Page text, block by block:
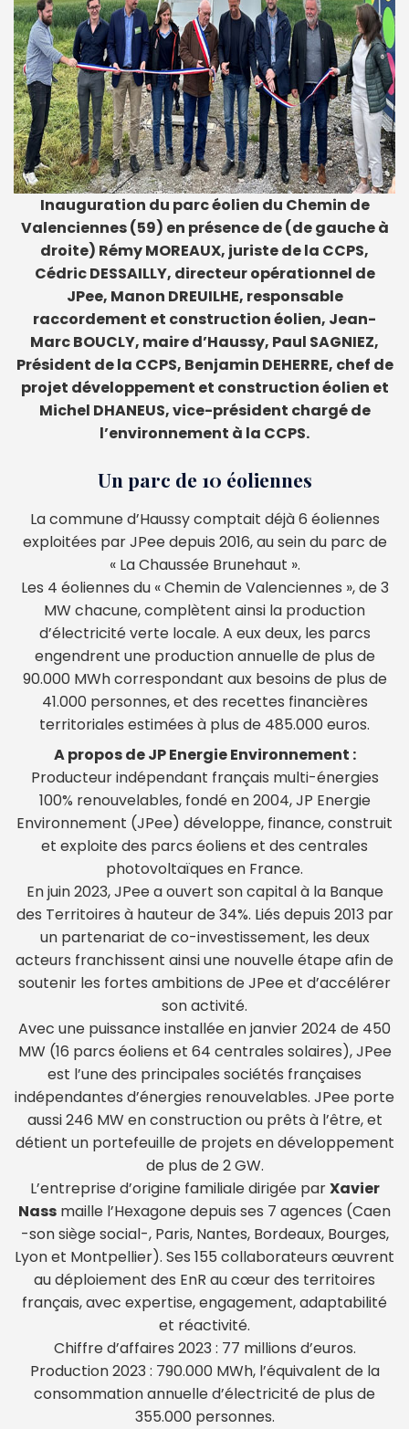
Inauguration du parc éolien du Chemin de
Valenciennes (59) en présence de (de gauche à
droite) Rémy MOREAUX, juriste de la CCPS,
Cédric DESSAILLY, directeur opérationnel de
JPee, Manon DREUILHE, responsable
raccordement et construction éolien, Jean-
Marc BOUCLY, maire d’Haussy, Paul SAGNIEZ,
Président de la CCPS, Benjamin DEHERRE, chef de
projet développement et construction éolien et
Michel DHANEUS, vice-président chargé de
l’environnement à la CCPS.
Un parc de 10 éoliennes
La commune d’Haussy comptait déjà 6 éoliennes
exploitées par JPee depuis 2016, au sein du parc de
« La Chaussée Brunehaut ».
Les 4 éoliennes du « Chemin de Valenciennes », de 3
MW chacune, complètent ainsi la production
d’électricité verte locale. A eux deux, les parcs
engendrent une production annuelle de plus de
90.000 MWh correspondant aux besoins de plus de
41.000 personnes, et des recettes financières
territoriales estimées à plus de 485.000 euros.
A propos de JP Energie Environnement :
Producteur indépendant français multi-énergies
100% renouvelables, fondé en 2004, JP Energie
Environnement (JPee) développe, finance, construit
et exploite des parcs éoliens et des centrales
photovoltaïques en France.
En juin 2023, JPee a ouvert son capital à la Banque
des Territoires à hauteur de 34%. Liés depuis 2013 par
un partenariat de co-investissement, les deux
acteurs franchissent ainsi une nouvelle étape afin de
soutenir les fortes ambitions de JPee et d’accélérer
son activité.
Avec une puissance installée en janvier 2024 de 450
MW (16 parcs éoliens et 64 centrales solaires), JPee
est l’une des principales sociétés françaises
indépendantes d’énergies renouvelables. JPee porte
aussi 246 MW en construction ou prêts à l’être, et
détient un portefeuille de projets en développement
de plus de 2 GW.
L’entreprise d’origine familiale dirigée parXavier
Nass maille l’Hexagone depuis ses 7 agences (Caen
-son siège social-, Paris, Nantes, Bordeaux, Bourges,
Lyon et Montpellier). Ses 155 collaborateurs œuvrent
au déploiement des EnR au cœur des territoires
français, avec expertise, engagement, adaptabilité
et réactivité.
Chiffre d’affaires 2023 : 77 millions d’euros.
Production 2023 : 790.000 MWh, l’équivalent de la
consommation annuelle d’électricité de plus de
355.000 personnes.